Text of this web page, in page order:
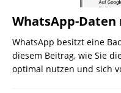
WhatsApp-
WhatsApp besitzt eine
diesem Beitrag, wie Sie
optimal nutzen und sich